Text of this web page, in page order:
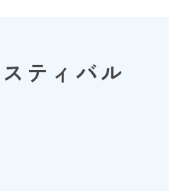
ティバル